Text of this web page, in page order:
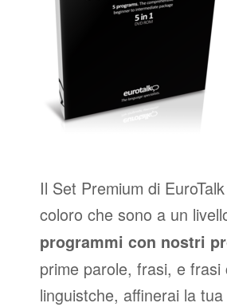
Il Set Premium di
coloro che sono a un
programmi con nostri
prime parole, frasi, e
linguistche, affinerai la